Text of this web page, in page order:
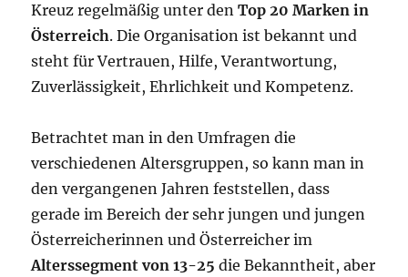
Kreuz regelmäßig unter denTop 20 Marken in
Österreich. Die Organisation ist bekannt und
steht für Vertrauen, Hilfe, Verantwortung,
Zuverlässigkeit, Ehrlichkeit und Kompetenz.
Betrachtet man in den Umfragen die
verschiedenen Altersgruppen, so kann man in
den vergangenen Jahren feststellen, dass
gerade im Bereich der sehr jungen und jungen
Österreicherinnen und Österreicher im
Alterssegment von 13-25 die Bekanntheit, aber